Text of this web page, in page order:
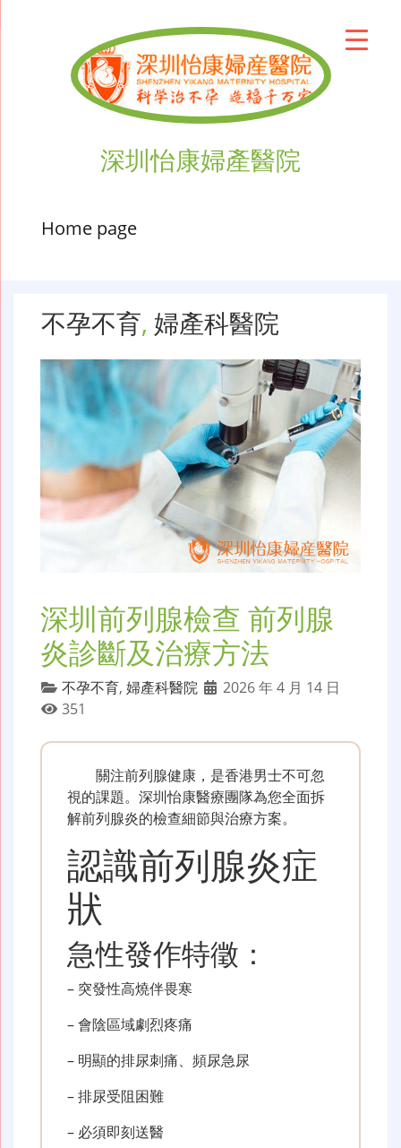
深圳怡康婦產醫院
Home page
不孕不育, 婦產科醫院
深圳前列腺檢查 前列腺
炎診斷及治療方法
不孕不育, 婦產科醫院
2026 年 4 月 14 日
351
關注前列腺健康，是香港男士不可忽
視的課題。深圳怡康醫療團隊為您全面拆
解前列腺炎的檢查細節與治療方案。
認識前列腺炎症
狀
急性發作特徵：
– 突發性高燒伴畏寒
– 會陰區域劇烈疼痛
– 明顯的排尿刺痛、頻尿急尿
– 排尿受阻困難
– 必須即刻送醫